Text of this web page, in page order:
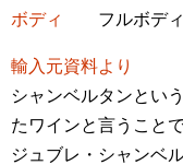
ボディ
フルボディ
輸入元資料より
シャンベルタンとい
たワインと言うこと
ジュブレ・シャンベ